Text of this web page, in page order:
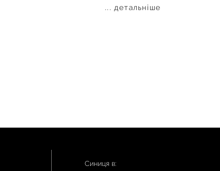
... детальніше
Синиця в: